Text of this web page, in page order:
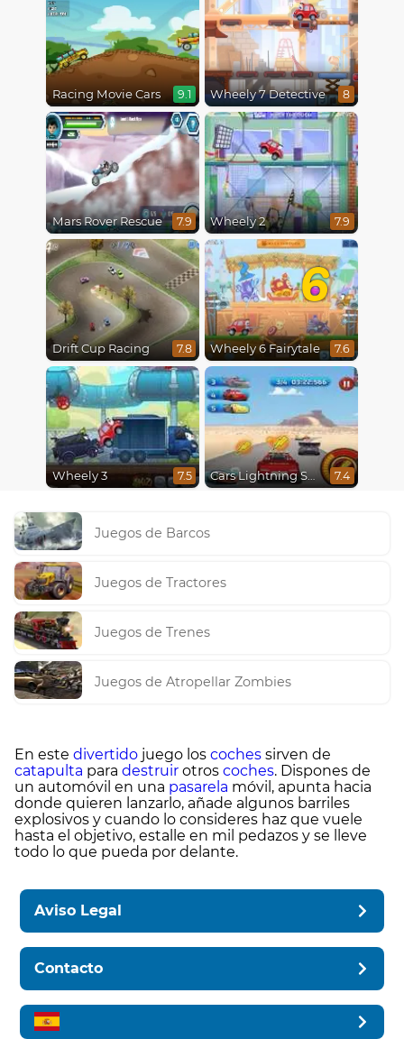
Racing Movie Cars 9.1 Wheely 7 Detective 8
Mars Rover Rescue 7.9 Wheely 2 7.9
Drift Cup Racing 7.8
6
Wheely 6 Fairytale 7.6
Wheely 3 7.5 Cars Lightning Speed 7.4
Juegos de Barcos
Juegos de Tractores
Juegos de Trenes
Juegos de Atropellar Zombies
En este divertido juego los coches sirven de
catapulta para destruir otros coches. Dispones de
un automóvil en una pasarela móvil, apunta hacia
donde quieren lanzarlo, añade algunos barriles
explosivos y cuando lo consideres haz que vuele
hasta el objetivo, estalle en mil pedazos y se lleve
todo lo que pueda por delante.
Aviso Legal
Contacto